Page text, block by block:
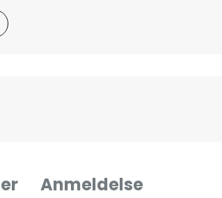
Anmeldelse